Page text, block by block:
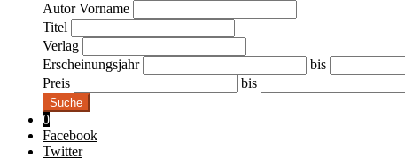
Autor Vorname
Titel
Verlag
Erscheinungsjahr
bis
Preis
bis
Suche
0
Facebook
Twitter